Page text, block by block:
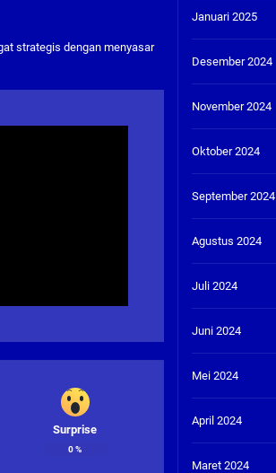
strategis dengan menyasar
Surprise
0%
Januari 2025
Desember 2024
November 2024
Oktober 2024
September 2024
Agustus 2024
Juli 2024
Juni 2024
Mei 2024
April 2024
Maret 2024